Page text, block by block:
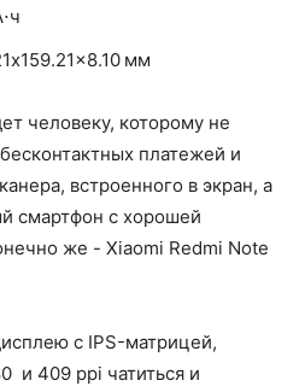
мм
человеку, которому не
платежей и
встроенного в экран, а
смартфон с хорошей
же - Xiaomi Redmi Note
с IPS-матрицей,
и 409 ppi чатиться и